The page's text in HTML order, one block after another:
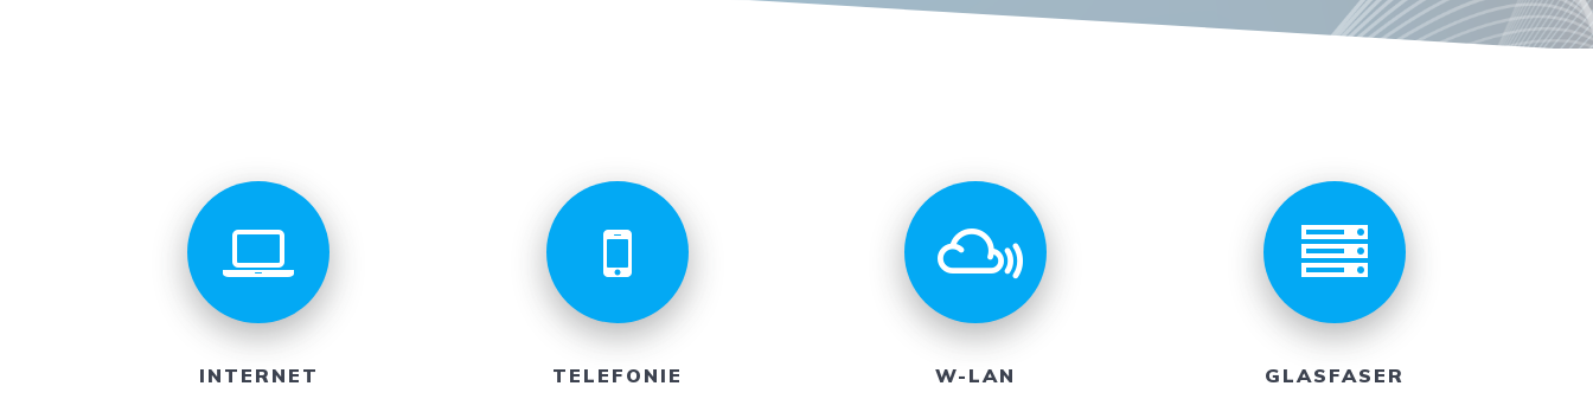
INTERNET TELEFONIE W-LAN GLASFASER